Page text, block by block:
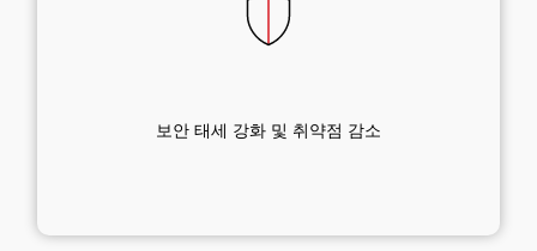
보안 태세 강화 및 취약점 감소